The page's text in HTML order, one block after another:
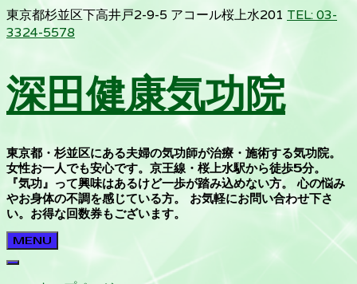
東京都杉並区下高井戸2-9-5 アコール桜上水201 TEL: 03-
3324-5578
深田健康気功院
東京都・杉並区にある夫婦の気功師が治療・施術する気功院。
女性お一人でも安心です。京王線・桜上水駅から徒歩5分。
『気功』って興味はあるけど一歩が踏み込めない方。 心の悩み
やお身体の不調を感じている方。 お気軽にお問い合わせ下さ
い。お得な回数券もございます。
MENU